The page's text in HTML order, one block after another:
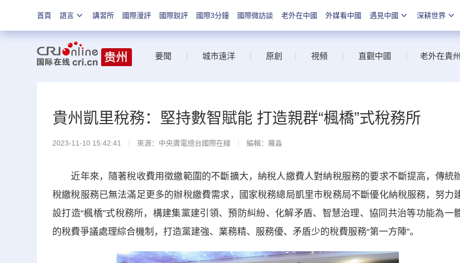
首頁 語言 講習所 國際漫評 國際銳評 國際3分鐘 國際微訪談 老外在中國 外媒看中國 遇見中國 深耕世界
要聞 城市遠洋 原創 視頻 直觀中國 老外在貴
貴州凱里稅務：堅持數智賦能 打造親群“楓橋”式稅務所
2023-11-10 15:42:41 來源：中央廣電總台國際在線 編輯：羅淼
近年來，隨著稅收費用徵繳範圍的不斷擴大，納稅人繳費人對納稅服務的要求不斷提高，傳統
稅繳稅服務已無法滿足更多的辦稅繳費需求，國家稅務總局凱里市稅務局不斷優化納稅服務，努力
設打造“楓橋”式稅務所，構建集黨建引領、預防糾紛、化解矛盾、智慧治理、協同共治等功能為一
的稅費爭議處理綜合機制，打造黨建強、業務精、服務優、矛盾少的稅費服務“第一方陣”。